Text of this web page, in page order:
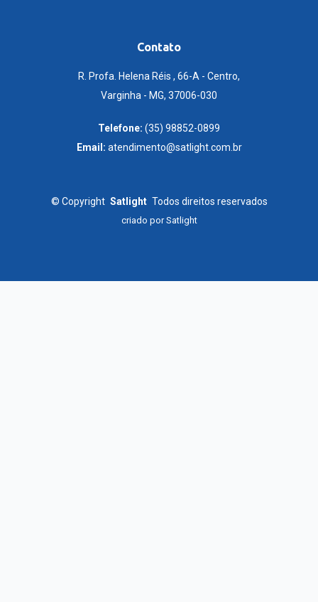
Contato
R. Profa. Helena Réis , 66-A - Centro,
Varginha - MG, 37006-030
Telefone: (35) 98852-0899
Email: atendimento@satlight.com.br
© Copyright Satlight Todos direitos reservados
criado porSatlight